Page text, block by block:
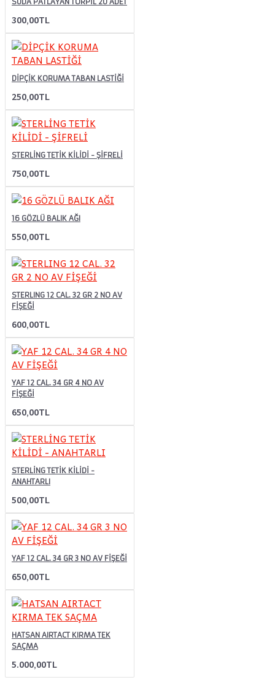
300,00TL
DİPÇİK KORUMA TABAN LASTİĞİ
250,00TL
STERLİNG TETİK KİLİDİ - ŞİFRELİ
750,00TL
16 GÖZLÜ BALIK AĞI
550,00TL
STERLING 12 CAL. 32 GR 2 NO AV
FİŞEĞİ
600,00TL
YAF 12 CAL. 34 GR 4 NO AV
FİŞEĞİ
650,00TL
STERLİNG TETİK KİLİDİ -
ANAHTARLI
500,00TL
YAF 12 CAL. 34 GR 3 NO AV FİŞEĞİ
650,00TL
HATSAN AIRTACT KIRMA TEK
SAÇMA
5.000,00TL